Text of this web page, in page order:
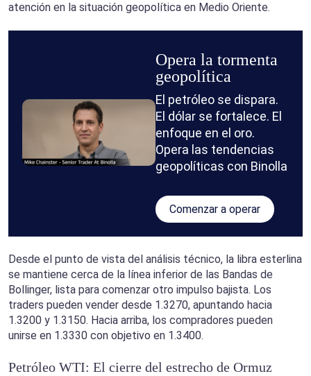
atención en la situación geopolítica en Medio Oriente.
Opera la tormenta
geopolítica
El petróleo se dispara.
El dólar se fortalece. El
enfoque en el oro.
Opera las tendencias
geopolíticas con Binolla
Comenzar a operar
Desde el punto de vista del análisis técnico, la libra esterlina
se mantiene cerca de la línea inferior de las Bandas de
Bollinger, lista para comenzar otro impulso bajista. Los
traders pueden vender desde 1.3270, apuntando hacia
1.3200 y 1.3150. Hacia arriba, los compradores pueden
unirse en 1.3330 con objetivo en 1.3400.
Petróleo WTI: El cierre del estrecho de Ormuz